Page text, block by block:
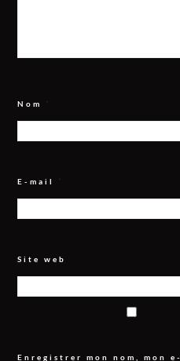
Nom *
E-mail *
Site web
Enregistrer mon nom, mon